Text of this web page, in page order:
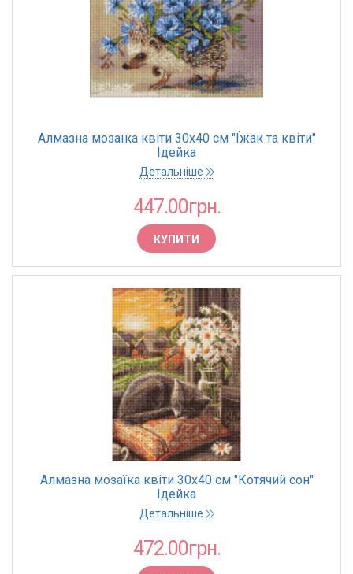
Алмазна мозаїка квіти 30х40 см "Їжак та квіти"
Ідейка
Детальніше
447.00грн.
КУПИТИ
Алмазна мозаїка квіти 30х40 см "Котячий сон"
Ідейка
Детальніше
472.00грн.